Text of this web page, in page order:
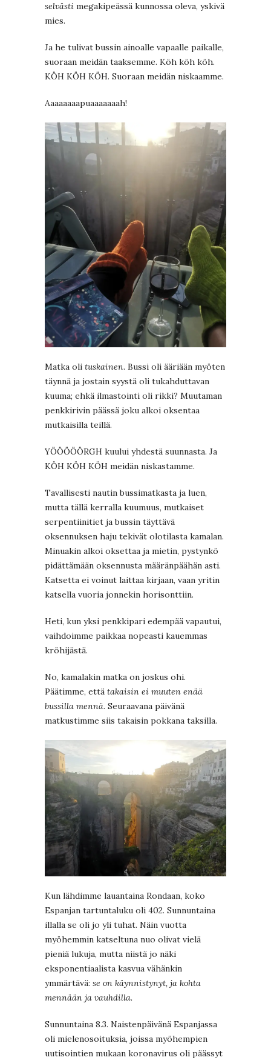
selvästi megakipeässä kunnossa oleva, yskivä
mies.
Ja he tulivat bussin ainoalle vapaalle paikalle,
suoraan meidän taaksemme. Köh köh köh.
KÖH KÖH KÖH. Suoraan meidän niskaamme.
Aaaaaaaapuaaaaaaah!
Matka oli tuskainen. Bussi oli ääriään myöten
täynnä ja jostain syystä oli tukahduttavan
kuuma; ehkä ilmastointi oli rikki? Muutaman
penkkirivin päässä joku alkoi oksentaa
mutkaisilla teillä.
YÖÖÖÖÖRGH kuului yhdestä suunnasta. Ja
KÖH KÖH KÖH meidän niskastamme.
Tavallisesti nautin bussimatkasta ja luen,
mutta tällä kerralla kuumuus, mutkaiset
serpentiinitiet ja bussin täyttävä
oksennuksen haju tekivät olotilasta kamalan.
Minuakin alkoi oksettaa ja mietin, pystynkö
pidättämään oksennusta määränpäähän asti.
Katsetta ei voinut laittaa kirjaan, vaan yritin
katsella vuoria jonnekin horisonttiin.
Heti, kun yksi penkkipari edempää vapautui,
vaihdoimme paikkaa nopeasti kauemmas
kröhijästä.
No, kamalakin matka on joskus ohi.
Päätimme, että takaisin ei muuten enää
bussilla mennä. Seuraavana päivänä
matkustimme siis takaisin pokkana taksilla.
Kun lähdimme lauantaina Rondaan, koko
Espanjan tartuntaluku oli 402. Sunnuntaina
illalla se oli jo yli tuhat. Näin vuotta
myöhemmin katseltuna nuo olivat vielä
pieniä lukuja, mutta niistä jo näki
eksponentiaalista kasvua vähänkin
ymmärtävä: se on käynnistynyt, ja kohta
mennään ja vauhdilla.
Sunnuntaina 8.3. Naistenpäivänä Espanjassa
oli mielenosoituksia, joissa myöhempien
uutisointien mukaan koronavirus oli päässyt